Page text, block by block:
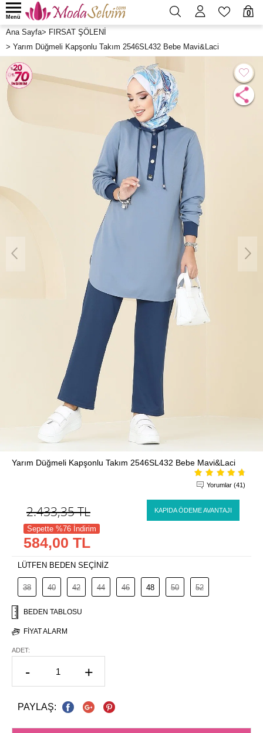
0
Menü
Ana Sayfa> FIRSAT ŞÖLENİ
> Yarım Düğmeli Kapşonlu Takım 2546SL432 Bebe Mavi&Laci
Yarım Düğmeli Kapşonlu Takım 2546SL432 Bebe Mavi&Laci
Yorumlar (41)
2.433,35TL KAPIDA ÖDEME AVANTAJI
Sepette %76 İndirim
584,00 TL
LÜTFEN BEDEN SEÇİNİZ
38 40 42 44 46 48 50 52
BEDEN TABLOSU
FIYAT ALARM
ADET:
- +
PAYLAŞ: